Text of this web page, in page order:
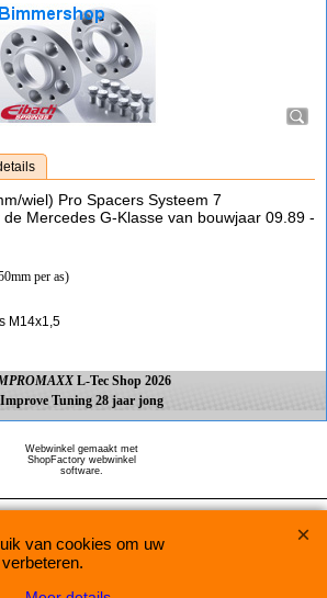
wiel) Pro Spacers Systeem 7
Mercedes G-Klasse van bouwjaar 09.89 -
per as)
M14x1,5
L-Tec Shop 2026
Improve Tuning 28 jaar jong
Webwinkel gemaakt met
ShopFactory webwinkel
software.
van cookies om uw